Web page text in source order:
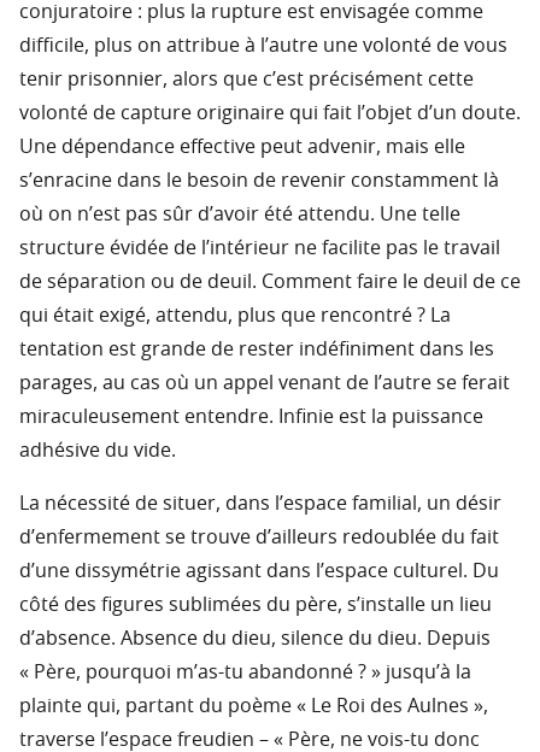
conjuratoire : plus la rupture est envisagée comme
difficile, plus on attribue à l’autre une volonté de vous
tenir prisonnier, alors que c’est précisément cette
volonté de capture originaire qui fait l’objet d’un doute.
Une dépendance effective peut advenir, mais elle
s’enracine dans le besoin de revenir constamment là
où on n’est pas sûr d’avoir été attendu. Une telle
structure évidée de l’intérieur ne facilite pas le travail
de séparation ou de deuil. Comment faire le deuil de ce
qui était exigé, attendu, plus que rencontré ? La
tentation est grande de rester indéfiniment dans les
parages, au cas où un appel venant de l’autre se ferait
miraculeusement entendre. Infinie est la puissance
adhésive du vide.
La nécessité de situer, dans l’espace familial, un désir
d’enfermement se trouve d’ailleurs redoublée du fait
d’une dissymétrie agissant dans l’espace culturel. Du
côté des figures sublimées du père, s’installe un lieu
d’absence. Absence du dieu, silence du dieu. Depuis
« Père, pourquoi m’as-tu abandonné ? » jusqu’à la
plainte qui, partant du poème « Le Roi des Aulnes »,
traverse l’espace freudien – « Père, ne vois-tu donc